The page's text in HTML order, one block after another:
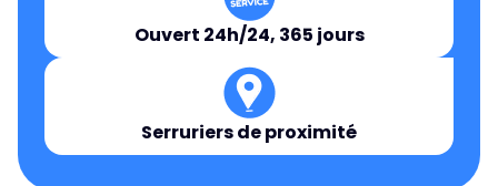
Ouvert 24h/24, 365 jours
Serruriers de proximité